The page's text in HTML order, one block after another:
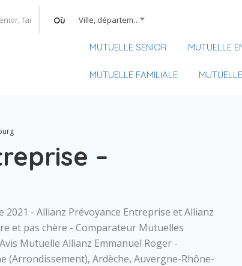
Où Ville, département, région
MUTUELLE SENIOR MUTUELLE
MUTUELLE FAMILIALE
–
- Allianz Prévoyance Entreprise et Allianz
et pas chère - Comparateur Mutuelles
Mutuelle Allianz Emmanuel Roger -
Ardèche, Auvergne-Rhône-